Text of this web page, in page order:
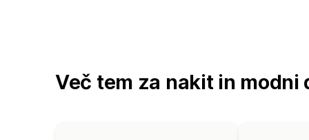
Več tem za nakit in modni